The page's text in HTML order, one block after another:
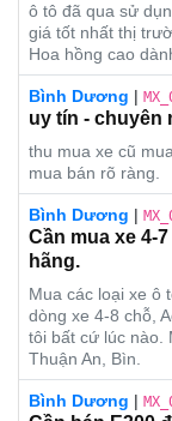
ô tô đã qua sử
giá tốt nhất thị
Hoa hồng cao
Bình Dương |
uy tín - chuyên
thu mua xe cũ
mua bán rõ ràng.
Bình Dương |
Cần mua xe 4-
hãng.
Mua các loại xe ô
dòng xe 4-8 chỗ,
tôi bất cứ lúc nào.
Thuận An, Bìn.
Bình Dương |